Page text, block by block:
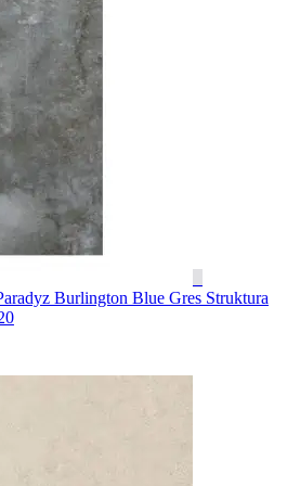
Burlington Blue Gres Struktura